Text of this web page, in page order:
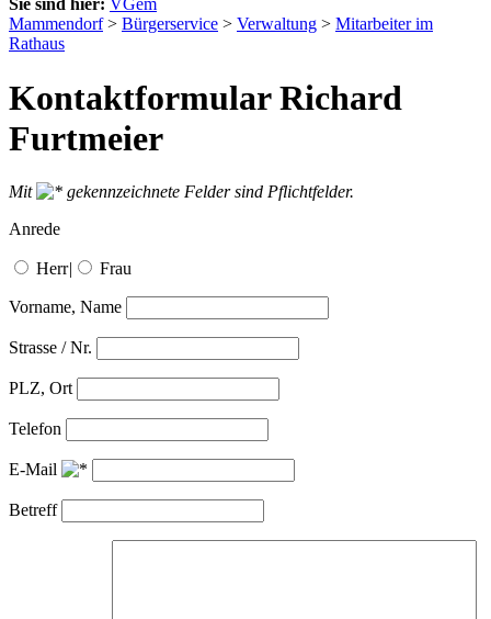
Sie sind hier: VGem
Mammendorf> Bürgerservice > Verwaltung > Mitarbeiter im
Rathaus
Kontaktformular Richard
Furtmeier
Mit
gekennzeichnete Felder sind Pflichtfelder.
Anrede
Herr| Frau
Vorname, Name
Strasse / Nr.
PLZ, Ort
Telefon
E-Mail
Betreff